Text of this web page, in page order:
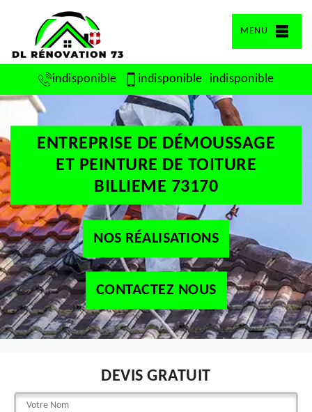
MENU
indisponible indisponible indisponible
ENTREPRISE DE DÉMOUSSAGE
ET PEINTURE DE TOITURE
BILLIEME 73170
NOS RÉALISATIONS
CONTACTEZ NOUS
DEVIS GRATUIT